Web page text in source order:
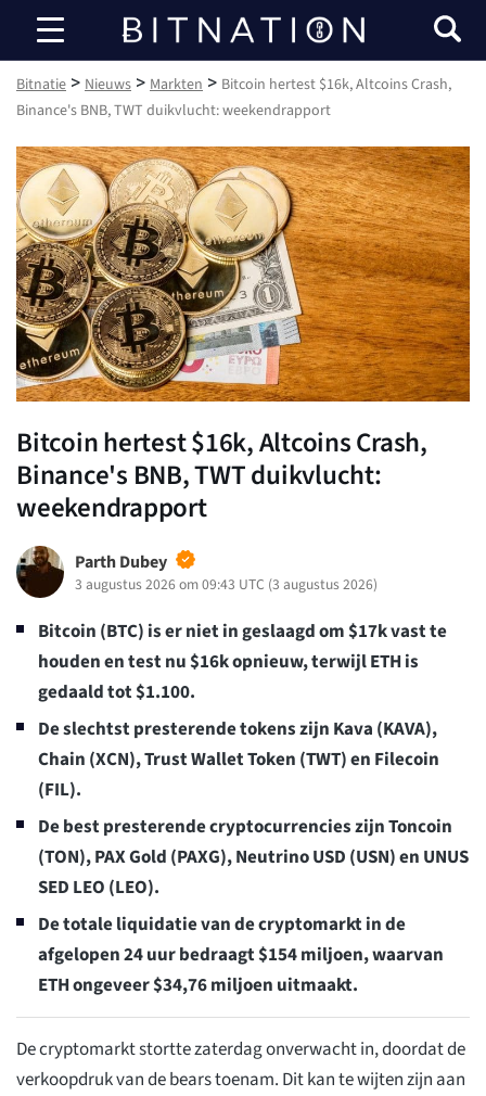
Bitnatie
Bitnatie > Nieuws > Markten > Bitcoin hertest $16k, Altcoins Crash,
Binance's BNB, TWT duikvlucht: weekendrapport
Bitcoin hertest $16k, Altcoins Crash,
Binance's BNB, TWT duikvlucht:
weekendrapport
Parth Dubey
3 augustus 2026 om 09:43 UTC (3 augustus 2026)
Bitcoin (BTC) is er niet in geslaagd om $17k vast te
houden en test nu $16k opnieuw, terwijl ETH is
gedaald tot $1.100.
De slechtst presterende tokens zijn Kava (KAVA),
Chain (XCN), Trust Wallet Token (TWT) en Filecoin
(FIL).
De best presterende cryptocurrencies zijn Toncoin
(TON), PAX Gold (PAXG), Neutrino USD (USN) en UNUS
SED LEO (LEO).
De totale liquidatie van de cryptomarkt in de
afgelopen 24 uur bedraagt $154 miljoen, waarvan
ETH ongeveer $34,76 miljoen uitmaakt.
De cryptomarkt stortte zaterdag onverwacht in, doordat de
verkoopdruk van de bears toenam. Dit kan te wijten zijn aan